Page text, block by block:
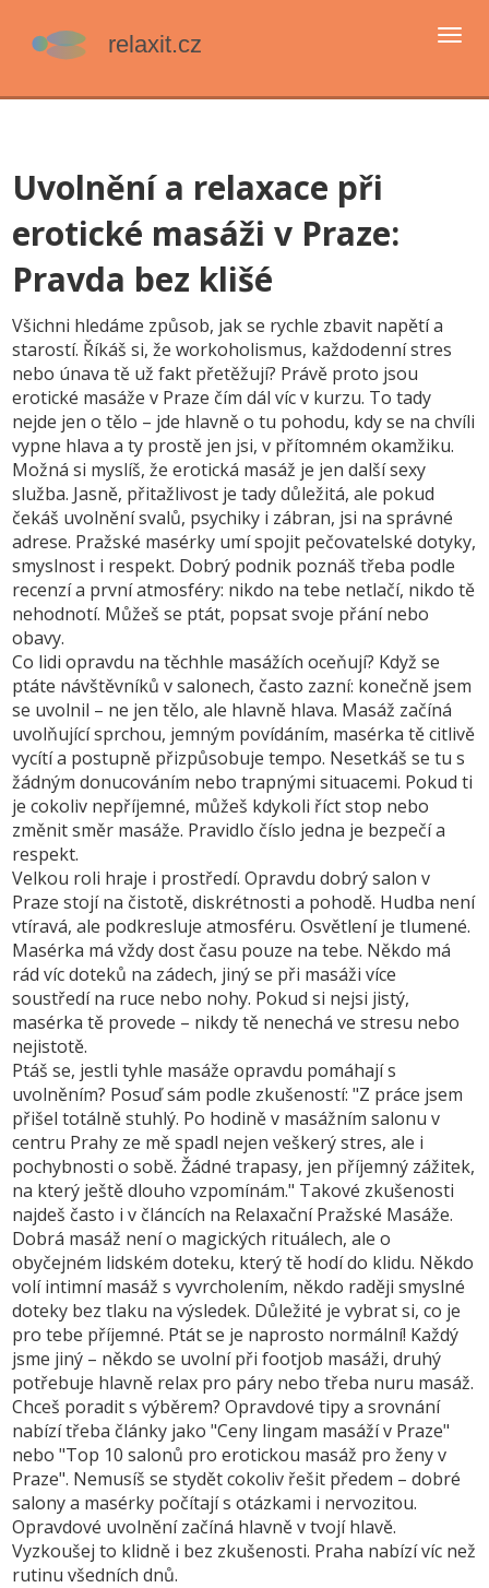
Uvolnění a relaxace při
erotické masáži v Praze:
Pravda bez klišé
Všichni hledáme způsob, jak se rychle zbavit napětí a
starostí. Říkáš si, že workoholismus, každodenní stres
nebo únava tě už fakt přetěžují? Právě proto jsou
erotické masáže v Praze čím dál víc v kurzu. To tady
nejde jen o tělo – jde hlavně o tu pohodu, kdy se na chvíli
vypne hlava a ty prostě jen jsi, v přítomném okamžiku.
Možná si myslíš, že erotická masáž je jen další sexy
služba. Jasně, přitažlivost je tady důležitá, ale pokud
čekáš uvolnění svalů, psychiky i zábran, jsi na správné
adrese. Pražské masérky umí spojit pečovatelské dotyky,
smyslnost i respekt. Dobrý podnik poznáš třeba podle
recenzí a první atmosféry: nikdo na tebe netlačí, nikdo tě
nehodnotí. Můžeš se ptát, popsat svoje přání nebo
obavy.
Co lidi opravdu na těchhle masážích oceňují? Když se
ptáte návštěvníků v salonech, často zazní: konečně jsem
se uvolnil – ne jen tělo, ale hlavně hlava. Masáž začíná
uvolňující sprchou, jemným povídáním, masérka tě citlivě
vycítí a postupně přizpůsobuje tempo. Nesetkáš se tu s
žádným donucováním nebo trapnými situacemi. Pokud ti
je cokoliv nepříjemné, můžeš kdykoli říct stop nebo
změnit směr masáže. Pravidlo číslo jedna je bezpečí a
respekt.
Velkou roli hraje i prostředí. Opravdu dobrý salon v
Praze stojí na čistotě, diskrétnosti a pohodě. Hudba není
vtíravá, ale podkresluje atmosféru. Osvětlení je tlumené.
Masérka má vždy dost času pouze na tebe. Někdo má
rád víc doteků na zádech, jiný se při masáži více
soustředí na ruce nebo nohy. Pokud si nejsi jistý,
masérka tě provede – nikdy tě nenechá ve stresu nebo
nejistotě.
Ptáš se, jestli tyhle masáže opravdu pomáhají s
uvolněním? Posuď sám podle zkušeností: "Z práce jsem
přišel totálně stuhlý. Po hodině v masážním salonu v
centru Prahy ze mě spadl nejen veškerý stres, ale i
pochybnosti o sobě. Žádné trapasy, jen příjemný zážitek,
na který ještě dlouho vzpomínám." Takové zkušenosti
najdeš často i v článcích na Relaxační Pražské Masáže.
Dobrá masáž není o magických rituálech, ale o
obyčejném lidském doteku, který tě hodí do klidu. Někdo
volí intimní masáž s vyvrcholením, někdo raději smyslné
doteky bez tlaku na výsledek. Důležité je vybrat si, co je
pro tebe příjemné. Ptát se je naprosto normální! Každý
jsme jiný – někdo se uvolní při footjob masáži, druhý
potřebuje hlavně relax pro páry nebo třeba nuru masáž.
Chceš poradit s výběrem? Opravdové tipy a srovnání
nabízí třeba články jako "Ceny lingam masáží v Praze"
nebo "Top 10 salonů pro erotickou masáž pro ženy v
Praze". Nemusíš se stydět cokoliv řešit předem – dobré
salony a masérky počítají s otázkami i nervozitou.
Opravdové uvolnění začíná hlavně v tvojí hlavě.
Vyzkoušej to klidně i bez zkušenosti. Praha nabízí víc než
rutinu všedních dnů.